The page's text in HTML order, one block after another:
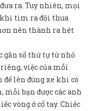
ra. Tuy nhiên, mọi
tìm ra đội thua
nên thành ra hét
gắn số thứ tự từ nhỏ
việc của mỗi
lên đúng xe khi có
mỗi bạn được các anh
vòng ở cổ tay. Chiếc